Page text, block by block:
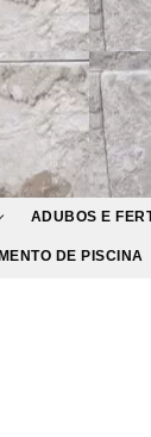
ADUBOS E
DE PISCINA